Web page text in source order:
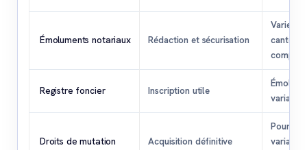
Émoluments notariaux Rédaction et sécurisation
Varie
canton
Registre foncier Inscription utile
variables
Droits de mutation Acquisition définitive
variable